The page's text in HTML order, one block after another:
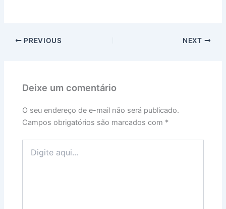
PREVIOUS NEXT
Deixe um comentário
O seu endereço de e-mail não será publicado.
Campos obrigatórios são marcados com *
aqui...